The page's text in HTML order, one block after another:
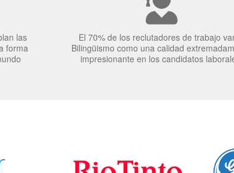
las
forma
El 70% de los reclutadores de trabajo
Bilingüismo como una calidad
impresionante en los candidatos